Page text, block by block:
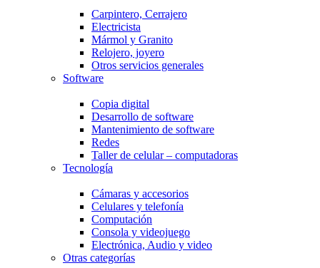
Carpintero, Cerrajero
Electricista
Mármol y Granito
Relojero, joyero
Otros servicios generales
Software
Copia digital
Desarrollo de software
Mantenimiento de software
Redes
Taller de celular – computadoras
Tecnología
Cámaras y accesorios
Celulares y telefonía
Computación
Consola y videojuego
Electrónica, Audio y video
Otras categorías